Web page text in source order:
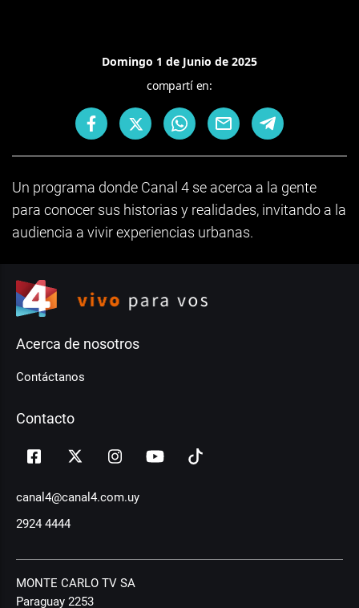
Domingo 1 de Junio de 2025
compartí en:
Un programa donde Canal 4 se acerca a la gente
para conocer sus historias y realidades, invitando a la
audiencia a vivir experiencias urbanas.
Acerca de nosotros
Contáctanos
Contacto
canal4@canal4.com.uy
2924 4444
MONTE CARLO TV SA
Paraguay 2253